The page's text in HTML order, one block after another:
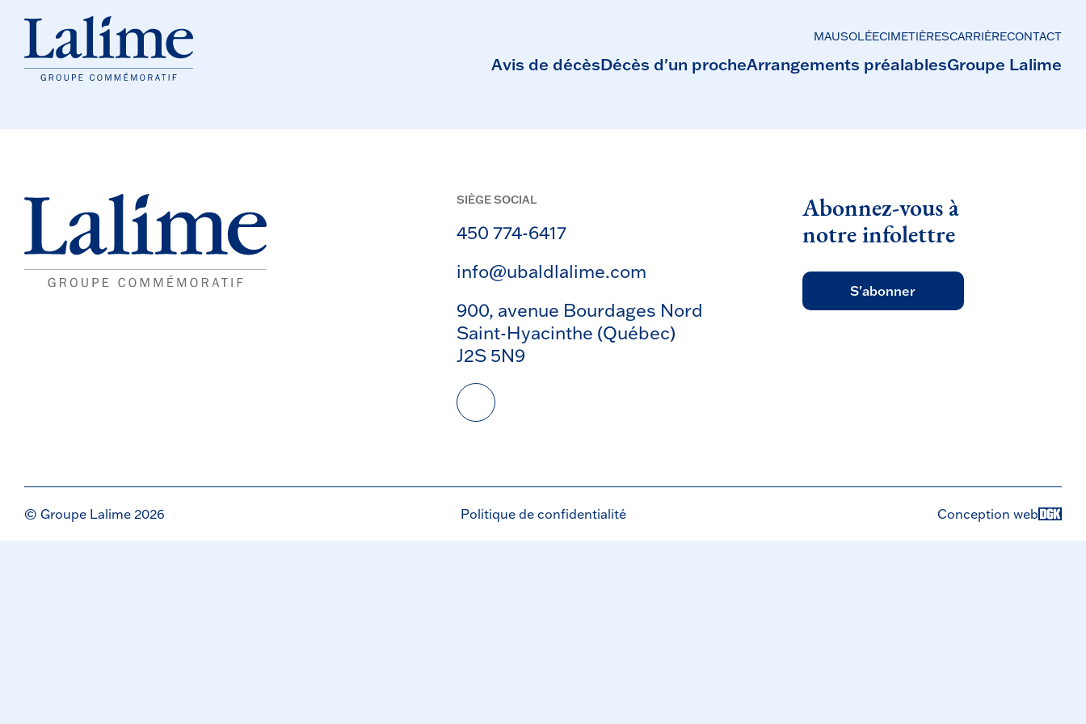
MAUSOLÉECIMETIÈRESCARRIÈRECONTACT
Avis de décèsDécès d'un procheArrangements préalablesGroupe Lalime
SIÈGE SOCIAL
450 774-6417
info@ubaldlalime.com
900, avenue Bourdages Nord
Saint-Hyacinthe (Québec)
J2S 5N9
Abonnez-vous à
notre infolettre
S'abonner
© Groupe Lalime 2026 Politique de confidentialité Conception web